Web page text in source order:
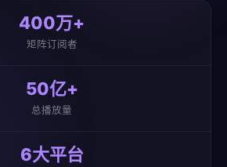
400万+
矩阵订阅者
50亿+
总播放量
6大平台